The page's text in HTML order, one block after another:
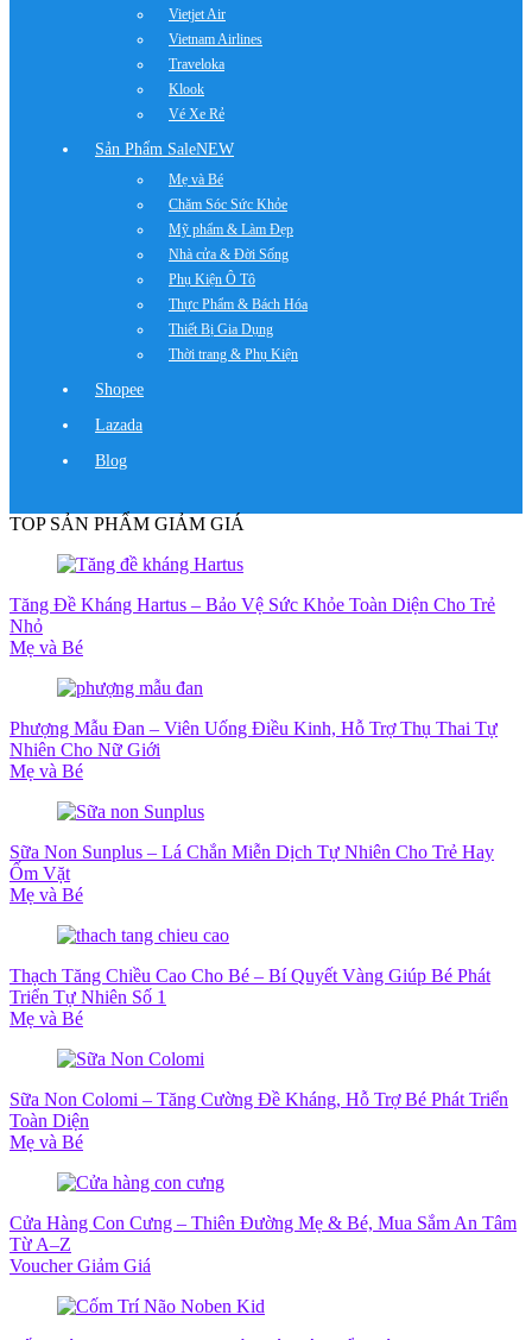
Vietjet Air
Vietnam Airlines
Traveloka
Klook
Vé Xe Rẻ
Sản Phẩm SaleNEW
Mẹ và Bé
Chăm Sóc Sức Khỏe
Mỹ phẩm & Làm Đẹp
Nhà cửa & Đời Sống
Phụ Kiện Ô Tô
Thực Phẩm & Bách Hóa
Thiết Bị Gia Dụng
Thời trang & Phụ Kiện
Shopee
Lazada
Blog
TOP SẢN PHẨM GIẢM GIÁ
Tăng Đề Kháng Hartus – Bảo Vệ Sức Khỏe Toàn Diện Cho Trẻ
Nhỏ
Mẹ và Bé
Phượng Mẫu Đan – Viên Uống Điều Kinh, Hỗ Trợ Thụ Thai Tự
Nhiên Cho Nữ Giới
Mẹ và Bé
Sữa Non Sunplus – Lá Chắn Miễn Dịch Tự Nhiên Cho Trẻ Hay
Ốm Vặt
Mẹ và Bé
Thạch Tăng Chiều Cao Cho Bé – Bí Quyết Vàng Giúp Bé Phát
Triển Tự Nhiên Số 1
Mẹ và Bé
Sữa Non Colomi – Tăng Cường Đề Kháng, Hỗ Trợ Bé Phát Triển
Toàn Diện
Mẹ và Bé
Cửa Hàng Con Cưng – Thiên Đường Mẹ & Bé, Mua Sắm An Tâm
Từ A–Z
Voucher Giảm Giá